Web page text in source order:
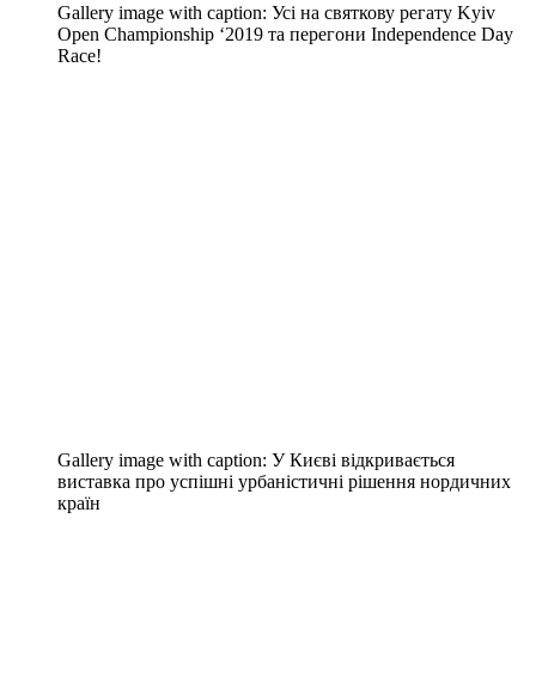
Gallery image with caption: Усі на святкову регату Kyiv
Open Championship ‘2019 та перегони Independence Day
Race!
Gallery image with caption: У Києві відкривається
виставка про успішні урбаністичні рішення нордичних
країн